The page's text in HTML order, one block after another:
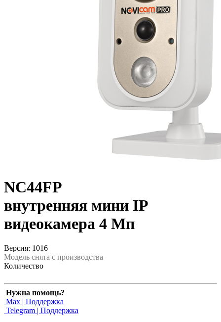
NC44FP
внутренняя мини IP
видеокамера 4 Мп
Версия: 1016
Модель снята с производства
Количество
Нужна помощь?
Max | Поддержка
Telegram | Поддержка